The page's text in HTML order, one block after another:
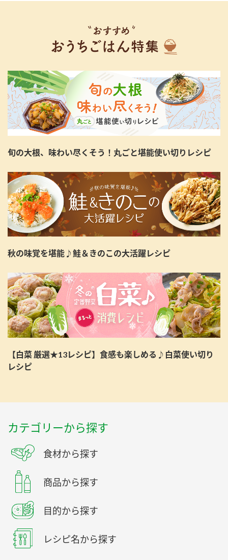
旬の大根、味わい尽くそう！丸ごと堪能使い切りレシピ
秋の味覚を堪能♪鮭＆きのこの大活躍レシピ
【白菜 厳選★13レシピ】食感も楽しめる♪白菜使い切り
レシピ
カテゴリーから探す
食材から探す
商品から探す
目的から探す
レシピ名から探す